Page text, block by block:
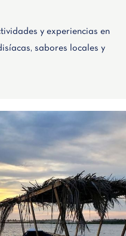
y experiencias en
sabores locales y